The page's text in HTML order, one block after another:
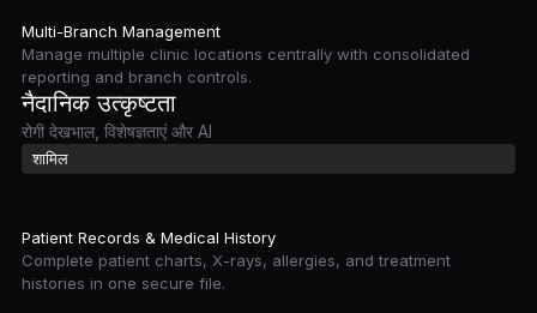
Multi-Branch Management
Manage multiple clinic locations centrally with consolidated
reporting and branch controls.
नैदानिक उत्कृष्टता
रोगी देखभाल, विशेषज्ञताएं और AI
शामिल
Patient Records & Medical History
Complete patient charts, X-rays, allergies, and treatment
histories in one secure file.